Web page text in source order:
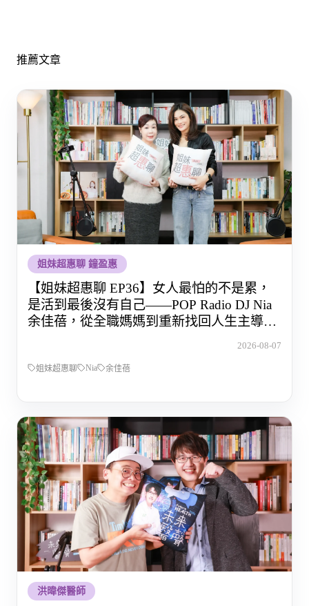
推薦文章
姐妹超惠聊 鐘盈惠
【姐妹超惠聊 EP36】女人最怕的不是累，
是活到最後沒有自己——POP Radio DJ Nia
余佳蓓，從全職媽媽到重新找回人生主導權
2026-08-07
姐妹超惠聊 Nia 余佳蓓
洪暐傑醫師